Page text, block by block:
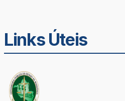
Links Úteis